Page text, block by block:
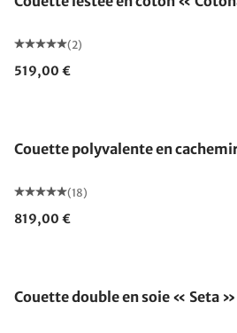
(2)
519,00 €
Couette polyvalente en
(18)
819,00 €
Couette double en soie « Seta »